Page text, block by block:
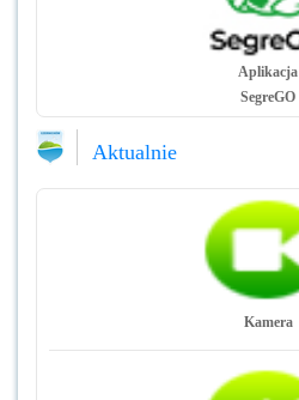
Aplikacja
SegreGO
Aktualnie
Kamera